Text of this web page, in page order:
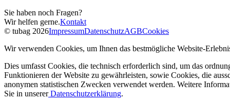
Sie haben noch Fragen?
Wir helfen gerne.Kontakt
© tubag 2026ImpressumDatenschutzAGBCookies
Wir verwenden Cookies, um Ihnen das bestmögliche Website-
Dies umfasst Cookies, die technisch erforderlich sind, um das
Funktionieren der Website zu gewährleisten, sowie Cookies, die
anonymen statistischen Zwecken verwendet werden. Weitere
Sie in unsererDatenschutzerklärung.